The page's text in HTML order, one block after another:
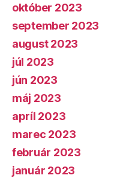
október 2023
september 2023
august 2023
júl 2023
jún 2023
máj 2023
apríl 2023
marec 2023
február 2023
január 2023